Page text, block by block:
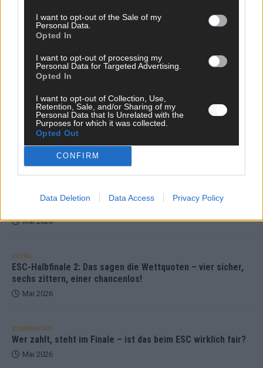
I want to opt-out of the Sale of my
Personal Data.
Opted In
I want to opt-out of processing my
Personal Data for Targeted Advertising.
Opted In
I want to opt-out of Collection, Use,
Retention, Sale, and/or Sharing of my
Personal Data that Is Unrelated with the
Purposes for which it was collected.
Opted Out
CONFIRM
Data Deletion Data Access Privacy Policy
DARA gewinnt verdient, Israel beunruhigend –
unser Kommentar zum ESC 2026
KOMMENTAR
Mai 2026
KOMMENTAR
ESC-Finale morgen: Finnland Favorit, Australien
aufgestiegen – alle 25 Acts im Kurzcheck
Mai 2026
JJ hat den Abend gerettet – der Rest des ESC-Halbfinales
war solide, aber kein Feuerwerk
Mai 2026
EXTRA
ESC-Halbfinale 2: Das sagen die Wettquoten – vier sicher,
sechs zittern, einer chancenlos!
Mai 2026
KOMMENTAR
Wer zahlt, steht im Finale – ist das beim ESC wirklich fair?
Mai 2026